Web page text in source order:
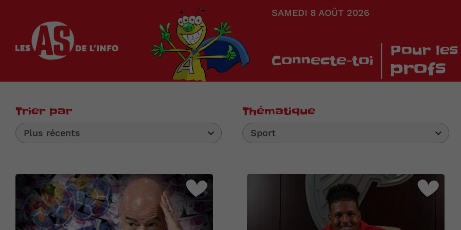
SAMEDI 8 AOÛT 2026
Connecte-toi
Pour les
profs
Trier par
Plus récents
Thématique
Sport